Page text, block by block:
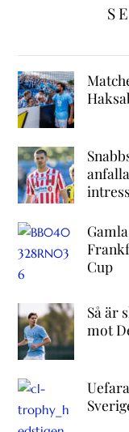
Cup
Så är
mot